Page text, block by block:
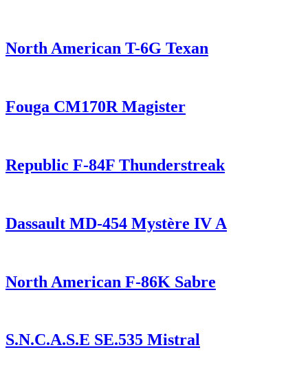
North American T-6G Texan
Fouga CM170R Magister
Republic F-84F Thunderstreak
Dassault MD-454 Mystère IV A
North American F-86K Sabre
S.N.C.A.S.E SE.535 Mistral